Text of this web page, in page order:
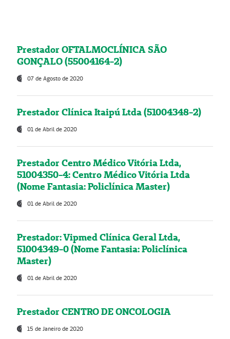
Prestador OFTALMOCLÍNICA SÃO
GONÇALO (55004164-2)
07 de Agosto de 2020
Prestador Clínica Itaipú Ltda (51004348-2)
01 de Abril de 2020
Prestador Centro Médico Vitória Ltda,
51004350-4: Centro Médico Vitória Ltda
(Nome Fantasia: Policlínica Master)
01 de Abril de 2020
Prestador: Vipmed Clínica Geral Ltda,
51004349-0 (Nome Fantasia: Policlínica
Master)
01 de Abril de 2020
Prestador CENTRO DE ONCOLOGIA
15 de Janeiro de 2020